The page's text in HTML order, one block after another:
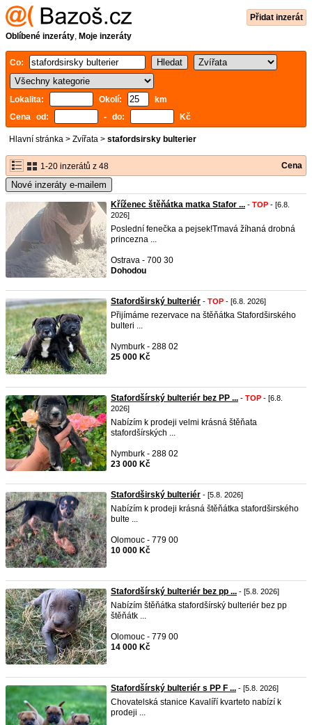
Přidat inzerát
Oblíbené inzeráty, Moje inzeráty
Co:
Lokalita: Okolí:
km
Cena od:
- do: Kč
Hlavní stránka > Zvířata > stafordsirsky bulterier
1-20 inzerátů z 48 Cena
Nové inzeráty e-mailem
Kříženec štěňátka matka Stafor ... - TOP - [6.8.
2026]
Poslední fenečka a pejsek!Tmavá žíhaná drobná
princezna ...
Ostrava - 700 30
Dohodou
Stafordširský bulteriér - TOP - [6.8. 2026]
Přijímáme rezervace na štěňátka Stafordširského
bulteri ...
Nymburk - 288 02
25 000 Kč
Stafordšírský bulteriér bez PP ... - TOP - [6.8.
2026]
Nabízím k prodeji velmi krásná štěňata
stafordšírských ...
Nymburk - 288 02
23 000 Kč
Stafordširský bulteriér - [5.8. 2026]
Nabízím k prodeji krásná štěňátka stafordširského
bulte ...
Olomouc - 779 00
10 000 Kč
Stafordšírský bulteriér bez pp ... - [5.8. 2026]
Nabízím štěňátka stafordšírský bulteriér bez pp
štěňátk ...
Olomouc - 779 00
14 000 Kč
Stafordšírský bulteriér s PP F ... - [5.8. 2026]
Chovatelská stanice Kavalíří kvarteto nabízí k
prodeji ...